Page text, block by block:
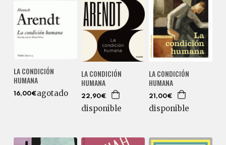
LA CONDICIÓN
HUMANA
16,00€agotado
LA CONDICIÓN
HUMANA
22,90€
disponible
LA CONDICIÓN
HUMANA
21,00€
disponible